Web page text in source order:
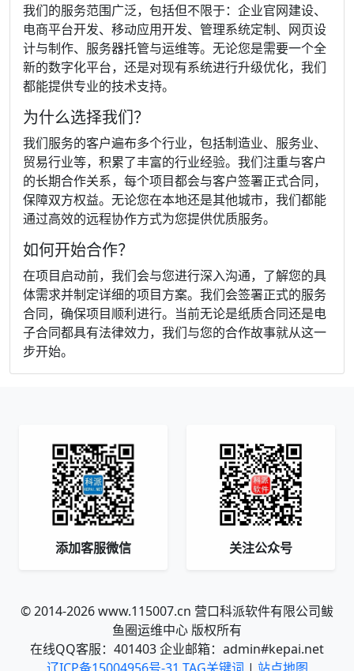
我们的服务范围广泛，包括但不限于：企业官网建设、
电商平台开发、移动应用开发、管理系统定制、网页设
计与制作、服务器托管与运维等。无论您是需要一个全
新的数字化平台，还是对现有系统进行升级优化，我们
都能提供专业的技术支持。
为什么选择我们？
我们服务的客户遍布多个行业，包括制造业、服务业、
贸易行业等，积累了丰富的行业经验。我们注重与客户
的长期合作关系，每个项目都会与客户签署正式合同，
保障双方权益。无论您在本地还是其他城市，我们都能
通过高效的远程协作方式为您提供优质服务。
如何开始合作？
在项目启动前，我们会与您进行深入沟通，了解您的具
体需求并制定详细的项目方案。我们会签署正式的服务
合同，确保项目顺利进行。当前无论是纸质合同还是电
子合同都具有法律效力，我们与您的合作故事就从这一
步开始。
添加客服微信 关注公众号
© 2014-2026 www.115007.cn 营口科派软件有限公司鲅
鱼圈运维中心 版权所有
在线QQ客服：401403 企业邮箱：admin#kepai.net